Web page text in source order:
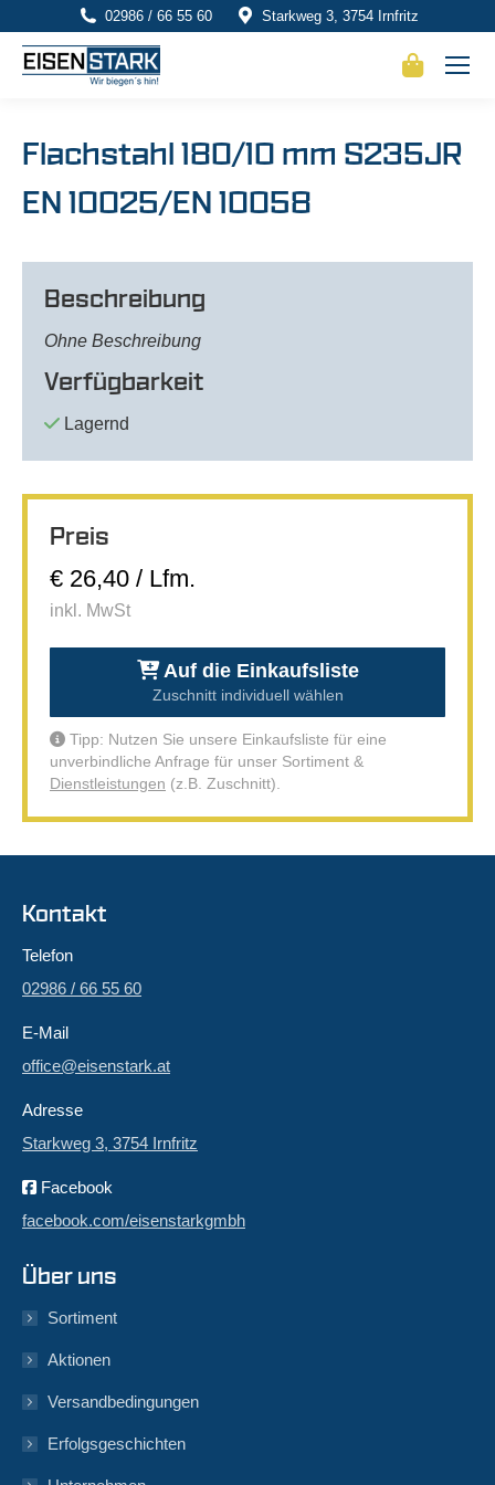
02986 / 66 55 60 Starkweg 3, 3754 Irnfritz
Flachstahl 180/10 mm S235JR
EN 10025/EN 10058
Beschreibung
Ohne Beschreibung
Verfügbarkeit
Lagernd
Preis
€ 26,40 / Lfm.
inkl. MwSt
Auf die Einkaufsliste
Zuschnitt individuell wählen
Tipp: Nutzen Sie unsere Einkaufsliste für eine
unverbindliche Anfrage für unser Sortiment &
Dienstleistungen (z.B. Zuschnitt).
Kontakt
Telefon
02986 / 66 55 60
E-Mail
office@eisenstark.at
Adresse
Starkweg 3, 3754 Irnfritz
Facebook
facebook.com/eisenstarkgmbh
Über uns
Sortiment
Aktionen
Versandbedingungen
Erfolgsgeschichten